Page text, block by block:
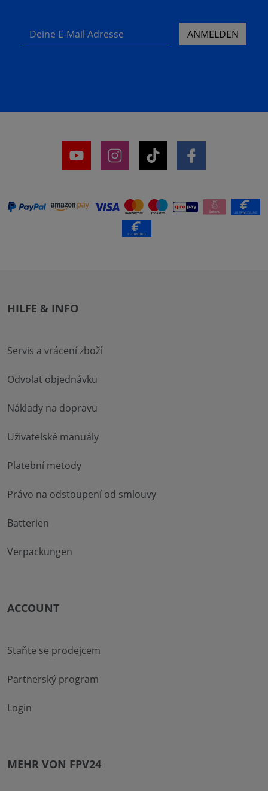
Deine E-Mail Adresse ANMELDEN
HILFE & INFO
Servis a vrácení zboží
Odvolat objednávku
Náklady na dopravu
Uživatelské manuály
Platební metody
Právo na odstoupení od smlouvy
Batterien
Verpackungen
ACCOUNT
Staňte se prodejcem
Partnerský program
Login
MEHR VON FPV24